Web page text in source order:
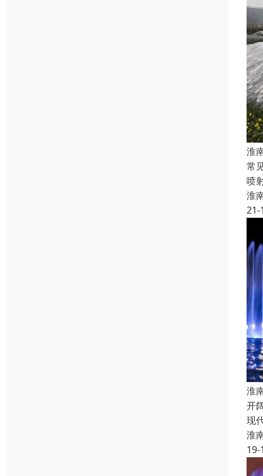
淮
常
喷
淮
21-
淮
开
现
淮
19-